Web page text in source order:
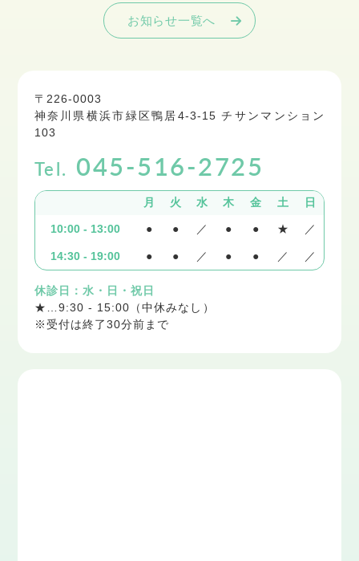
お知らせ一覧へ
〒226-0003
神奈川県横浜市緑区鴨居4-3-15 チサンマンション
103
Tel. 045-516-2725
月 火 水 木 金 土 日
10:00 - 13:00 ● ● ／ ● ● ★ ／
14:30 - 19:00 ● ● ／ ● ● ／ ／
休診日：水・日・祝日
★…9:30 - 15:00（中休みなし）
※受付は終了30分前まで